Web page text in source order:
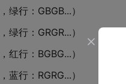
绿行：GBGB...）
绿行：GRGR...）
红行：BGBG...）
蓝行：RGRG...）